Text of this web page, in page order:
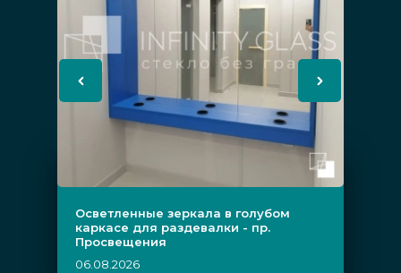
Осветленные зеркала в голубом
каркасе для раздевалки - пр.
Просвещения
06.08.2026